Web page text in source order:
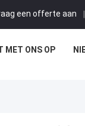
een offerte aan |
MET ONS OP